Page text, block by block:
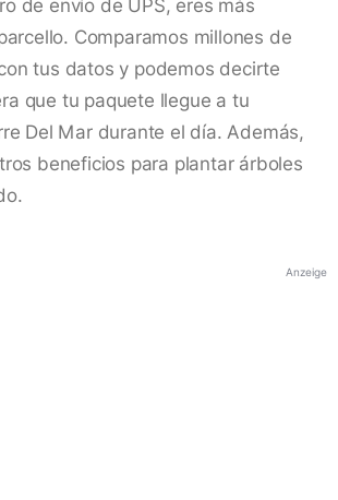
de envío de UPS, eres más
Comparamos millones de
tus datos y podemos decirte
que tu paquete llegue a tu
Del Mar durante el día. Además,
beneficios para plantar árboles
Anzeige